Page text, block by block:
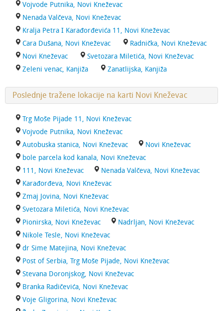
Vojvode Putnika, Novi Kneževac
Nenada Valčeva, Novi Kneževac
Kralja Petra I Karađorđevića 11, Novi Kneževac
Cara Dušana, Novi Kneževac
Radnička, Novi Kneževac
Novi Kneževac
Svetozara Miletića, Novi Kneževac
Zeleni venac, Kanjiža
Zanatlijska, Kanjiža
Poslednje tražene lokacije na karti Novi Kneževac
Trg Moše Pijade 11, Novi Kneževac
Vojvode Putnika, Novi Kneževac
Autobuska stanica, Novi Kneževac
Novi Kneževac
bole parcela kod kanala, Novi Kneževac
111, Novi Kneževac
Nenada Valčeva, Novi Kneževac
Karađorđeva, Novi Kneževac
Zmaj Jovina, Novi Kneževac
Svetozara Miletića, Novi Kneževac
Pionirska, Novi Kneževac
Nadrljan, Novi Kneževac
Nikole Tesle, Novi Kneževac
dr Sime Matejina, Novi Kneževac
Post of Serbia, Trg Moše Pijade, Novi Kneževac
Stevana Doronjskog, Novi Kneževac
Branka Radičevića, Novi Kneževac
Voje Gligorina, Novi Kneževac